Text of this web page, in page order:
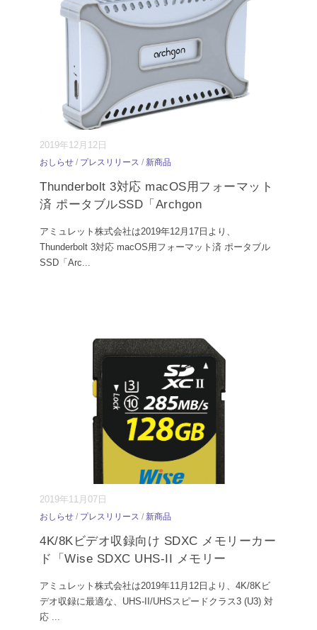
2019年12月12日
おしらせ / プレスリリース / 新商品
Thunderbolt 3対応 macOS用フォーマット
済 ポータブルSSD「Archgon
アミュレット株式会社は2019年12月17日より、
Thunderbolt 3対応 macOS用フォーマット済 ポータブル
SSD「Arc...
2019年11月07日
おしらせ / プレスリリース / 新商品
4K/8Kビデオ収録向け SDXC メモリーカー
ド「Wise SDXC UHS-II メモリー
アミュレット株式会社は2019年11月12日より、4K/8Kビ
デオ収録に最適な、UHS-II/UHSスピードクラス3 (U3) 対
応 ...